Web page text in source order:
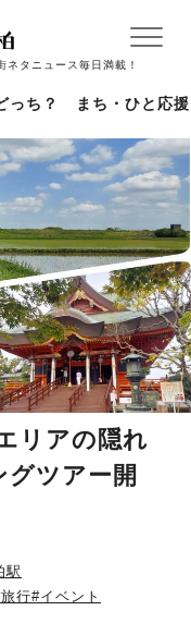
タニュース毎日満載！
っち？ まち・ひと応援
リアの隠れ
ツアー開
駅
行#イベント